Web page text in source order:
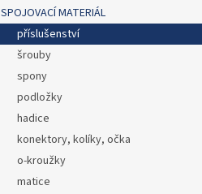
SPOJOVACÍ MATERIÁL
příslušenství
šrouby
spony
podložky
hadice
konektory, kolíky, očka
o-kroužky
matice